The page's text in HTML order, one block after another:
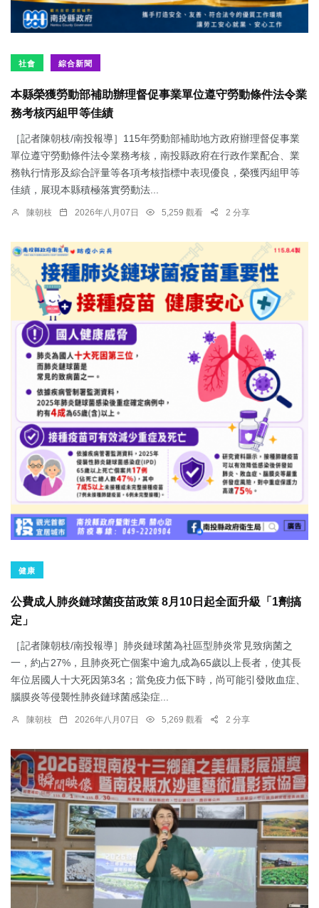
社會 綜合新聞
本縣榮獲勞動部補助辦理督促事業單位遵守勞動條件法令業
務考核丙組甲等佳績
［記者陳朝枝/南投報導］115年勞動部補助地方政府辦理督促事業
單位遵守勞動條件法令業務考核，南投縣政府在行政作業配合、業
務執行情形及綜合評量等各項考核指標中表現優良，榮獲丙組甲等
佳績，展現本縣積極落實勞動法...
陳朝枝 2026年八月07日 5,259 觀看 2 分享
健康
公費成人肺炎鏈球菌疫苗政策 8月10日起全面升級「1劑搞
定」
［記者陳朝枝/南投報導］肺炎鏈球菌為社區型肺炎常見致病菌之
一，約占27%，且肺炎死亡個案中逾九成為65歲以上長者，使其長
年位居國人十大死因第3名；當免疫力低下時，尚可能引發敗血症、
腦膜炎等侵襲性肺炎鏈球菌感染症...
陳朝枝 2026年八月07日 5,269 觀看 2 分享